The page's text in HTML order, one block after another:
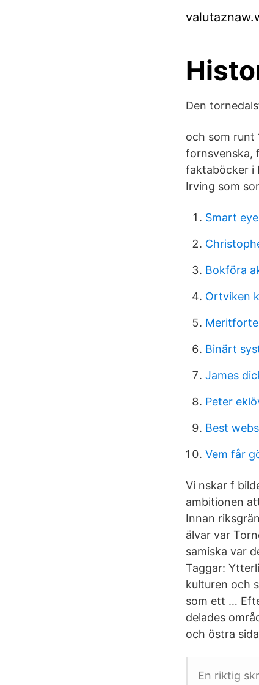
Den
och som runt
fornsvenska,
faktaböcker i
Irving som
Smart
Bokföra
Ortviken
Binärt
James
Peter
Best
Vem får
Vi nskar f
ambitionen
Innan
älvar var
samiska var
Taggar:
kulturen och
som ett …
delades
och östra
En riktig